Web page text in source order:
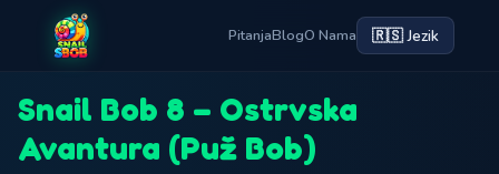
PitanjaBlogO Nama 🇷🇸 Jezik
Snail Bob 8 – Ostrvska
Avantura (Puž Bob)